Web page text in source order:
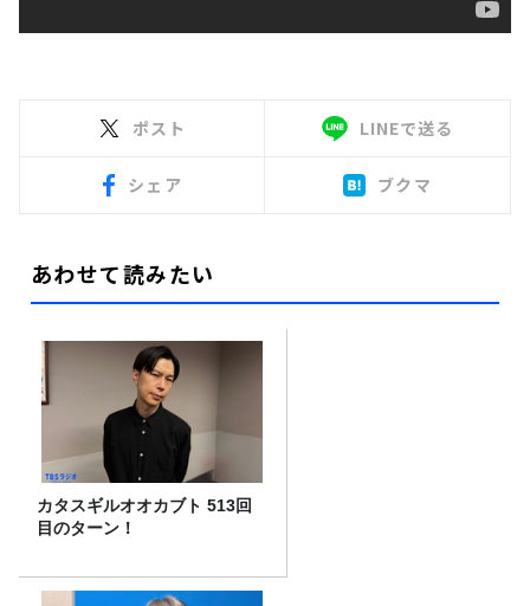
ポスト LINEで送る
シェア ブクマ
あわせて読みたい
カタスギルオオカブト 513回
目のターン！